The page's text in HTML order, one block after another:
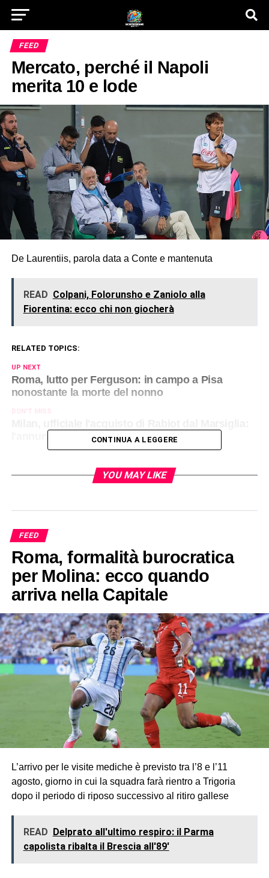
FEED
Mercato, perché il Napoli
merita 10 e lode
De Laurentiis, parola data a Conte e mantenuta
READ Colpani, Folorunsho e Zaniolo alla
Fiorentina: ecco chi non giocherà
RELATED TOPICS:
UP NEXT
Roma, lutto per Ferguson: in campo a Pisa
nonostante la morte del nonno
DON'T MISS
CONTINUA A LEGGERE
YOU MAY LIKE
FEED
Roma, formalità burocratica
per Molina: ecco quando
arriva nella Capitale
L’arrivo per le visite mediche è previsto tra l’8 e l’11
agosto, giorno in cui la squadra farà rientro a Trigoria
dopo il periodo di riposo successivo al ritiro gallese
READ Delprato all'ultimo respiro: il Parma
capolista ribalta il Brescia all'89'